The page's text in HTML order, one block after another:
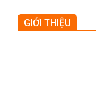
GIỚI THIỆU